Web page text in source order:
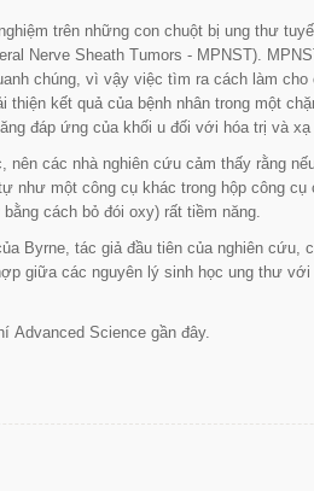
trên những con chuột bị ung thư
Nerve Sheath Tumors - MPNST).
chúng, vì vậy việc tìm ra cách làm
thiện kết quả của bệnh nhân trong một
đáp ứng của khối u đối với hóa trị và xạ
các nhà nghiên cứu cảm thấy rằng
như một công cụ khác trong hộp công
cách bỏ đói oxy) rất tiềm năng.
Byrne, tác giả đầu tiên của nghiên cứu,
giữa các nguyên lý sinh học ung thư
Advanced Science gần đây.